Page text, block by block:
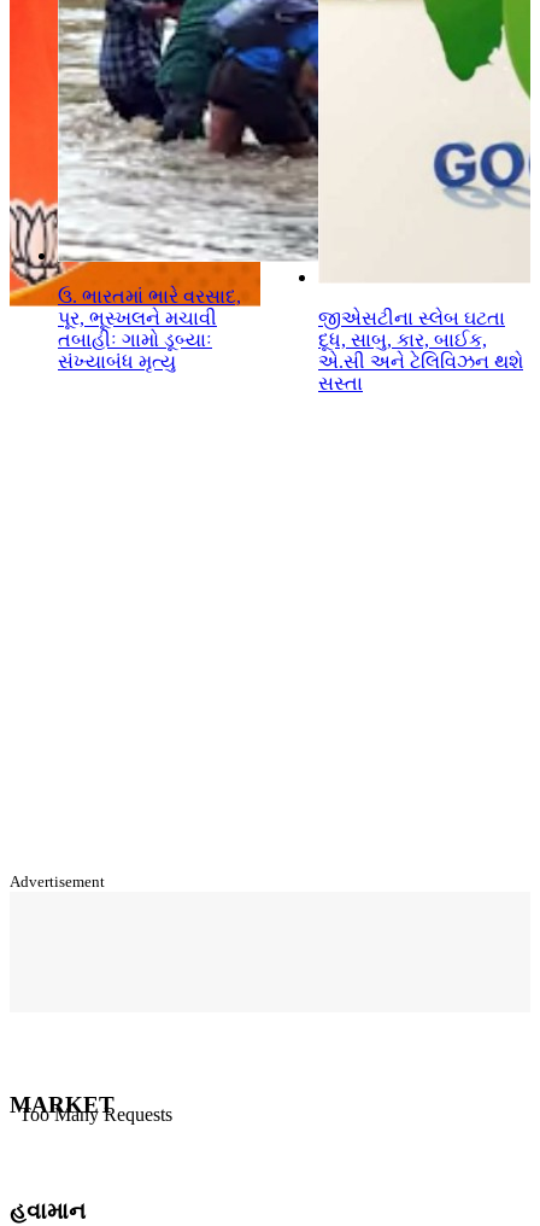
ઉ. ભારતમાં ભારે વરસાદ,
પૂર, ભૂસ્ખલને મચાવી
તબાહીઃ ગામો ડૂબ્યાઃ
સંખ્યાબંધ મૃત્યુ
જીએસટીના સ્લેબ ઘટતા
દૂધ, સાબુ, કાર, બાઈક,
એ.સી અને ટેલિવિઝન થશે
સસ્તા
Advertisement
MARKET
હવામાન